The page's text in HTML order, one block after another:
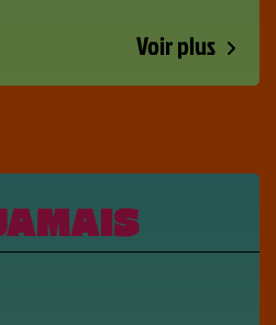
Voir plus